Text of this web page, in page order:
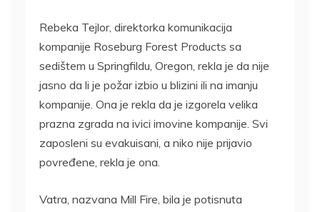
Rebeka Tejlor, direktorka komunikacija
kompanije Roseburg Forest Products sa
sedištem u Springfildu, Oregon, rekla je da nije
jasno da li je požar izbio u blizini ili na imanju
kompanije. Ona je rekla da je izgorela velika
prazna zgrada na ivici imovine kompanije. Svi
zaposleni su evakuisani, a niko nije prijavio
povređene, rekla je ona.
Vatra, nazvana Mill Fire, bila je potisnuta